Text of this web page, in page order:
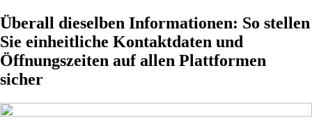
Überall dieselben Informationen: So stellen
Sie einheitliche Kontaktdaten und
Öffnungszeiten auf allen Plattformen
sicher